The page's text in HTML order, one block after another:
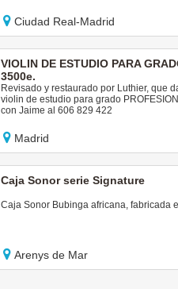
Ciudad Real-Madrid
VIOLIN DE ESTUDIO PARA
3500e.
Revisado y restaurado por Luthier, que
violin de estudio para grado
con Jaime al 606 829 422
Madrid
Caja Sonor serie Signature
Caja Sonor Bubinga africana, fabricada
Arenys de Mar